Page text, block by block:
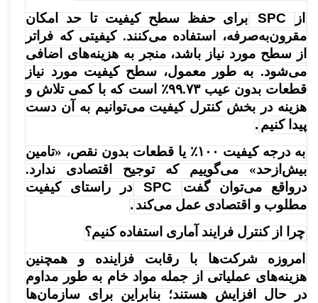
از
SPC
برای حفظ سطح کیفیت تا حد امکان
مقرون‌به‌صرفه، استفاده می‌کنند. کیفیتی که فراتر
از سطح مورد نیاز باشد، منجر به هزینه‌های اضافی
می‌شود. به طور معمول، سطح کیفیت مورد نیاز
قطعات بدون عیب ۹۹.۷۳٪ است که با کمی تلاش و
هزینه در بخش کنترل کیفیت می‌توانیم به آن دست
پیدا کنیم .
به درجه کیفیت ۱۰۰٪ یا قطعات بدون نقص، «تامین
بیش‌ازحد» می‌گوییم که توجیح اقتصادی ندارد.
درواقع می‌توان گفت
SPC
در راستای کیفیت
مطلوب و اقتصادی عمل می‌کند .
چرا از کنترل فرایند آماری استفاده کنیم؟
امروزه شرکت‌ها با رقابت فزاینده و همچنین
هزینه‌های عملیاتی از جمله مواد خام به طور مداوم
در حال افزایش هستند؛ بنابراین برای سازمان‌ها